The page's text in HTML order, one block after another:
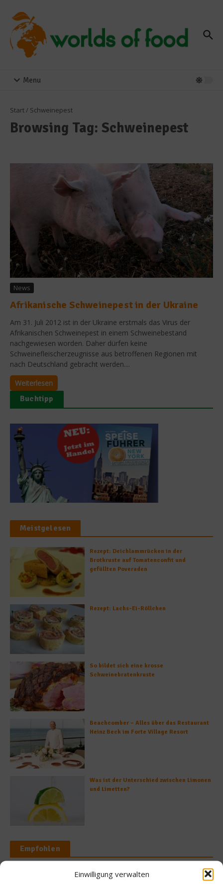
Einwilligung verwalten
Menu
Start/ Schweinepest
Browsing Tag: Schweinepest
News
Afrikanische Schweinepest in der Ukraine
Am 31. Juli 2012 ist in der Ukraine erstmals das Virus der
Afrikanischen Schweinepest in einem Schweinebestand
nachgewiesen worden. Daher dürfen keine
Schweinefleischerzeugnisse aus betroffenen Regionen mit
nach Deutschland gebracht werden....
Weiterlesen
Buchtipp
Meistgelesen
Rezept: Deichlammrücken in der
Brotkruste auf Tomatenconfit und
gefüllten Poveraden
Rezept: Lachs-Ei-Röllchen
So bildet sich eine krosse
Schweinebratenkruste
Beachcomber – Alles über das Restaurant
Heinz Beck im Forte Village Resort
Was ist der Unterschied zwischen Limonen
und Limetten?
Empfohlen